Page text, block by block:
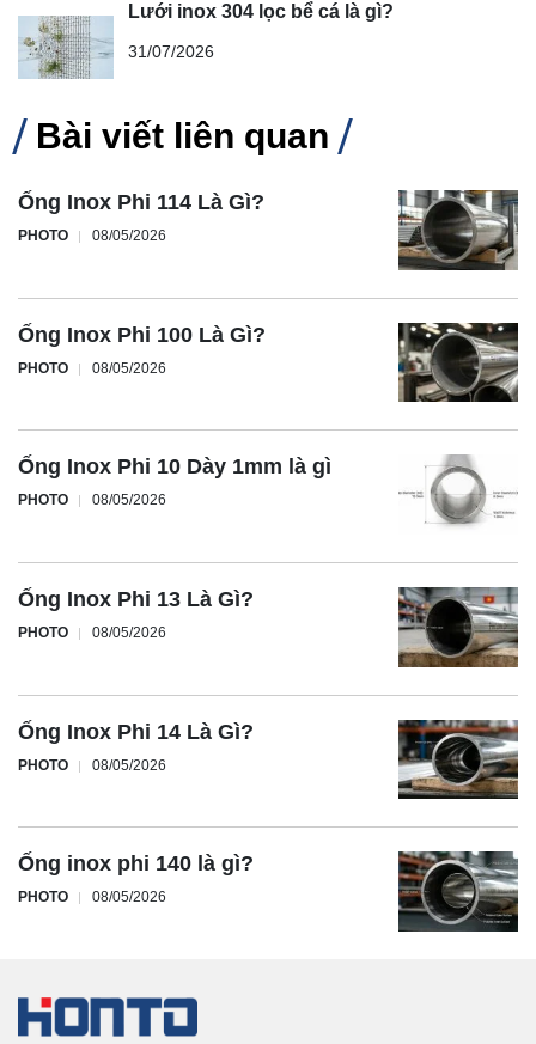
Lưới inox 304 lọc bể cá là gì?
31/07/2026
Bài viết liên quan
Ống Inox Phi 114 Là Gì?
PHOTO 08/05/2026
Ống Inox Phi 100 Là Gì?
PHOTO 08/05/2026
Ống Inox Phi 10 Dày 1mm là gì
PHOTO 08/05/2026
Ống Inox Phi 13 Là Gì?
PHOTO 08/05/2026
Ống Inox Phi 14 Là Gì?
PHOTO 08/05/2026
Ống inox phi 140 là gì?
PHOTO 08/05/2026